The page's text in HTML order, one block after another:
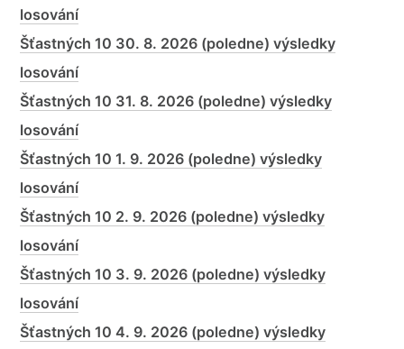
losování
Šťastných 10 30. 8. 2026 (poledne) výsledky
losování
Šťastných 10 31. 8. 2026 (poledne) výsledky
losování
Šťastných 10 1. 9. 2026 (poledne) výsledky
losování
Šťastných 10 2. 9. 2026 (poledne) výsledky
losování
Šťastných 10 3. 9. 2026 (poledne) výsledky
losování
Šťastných 10 4. 9. 2026 (poledne) výsledky